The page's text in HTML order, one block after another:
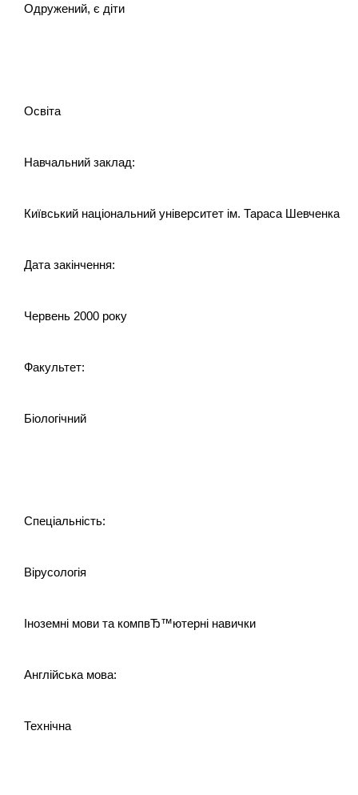
Одружений, є діти
Освіта
Навчальний заклад:
Київський національний університет ім. Тараса Шевченка
Дата закінчення:
Червень 2000 року
Факультет:
Біологічний
Спеціальність:
Вірусологія
Іноземні мови та компвЂ™ютерні навички
Англійська мова:
Технічна